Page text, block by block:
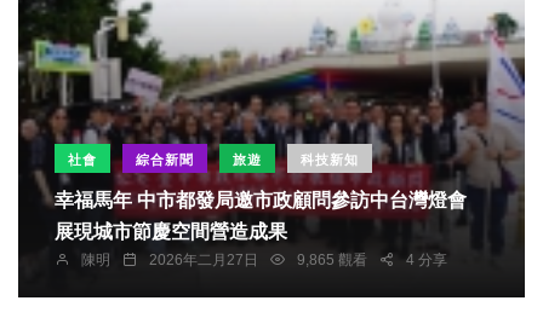
社會 綜合新聞 旅遊 科技新知
幸福馬年 中市都發局邀市政顧問參訪中台灣燈會
展現城市節慶空間營造成果
陳明 2026年二月27日 9,865 觀看 4 分享